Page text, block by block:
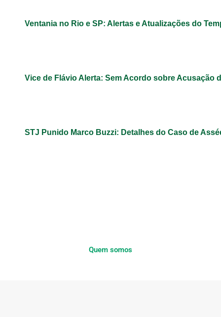
Ventania no Rio e SP: Alertas e Atualizações do
Vice de Flávio Alerta: Sem Acordo sobre Acusação
STJ Punido Marco Buzzi: Detalhes do Caso de
Quem somos